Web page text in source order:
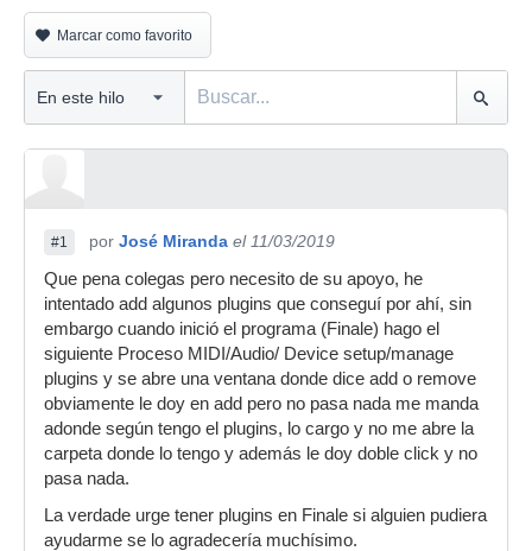
Marcar como favorito
#1 por José Miranda el 11/03/2019
Que pena colegas pero necesito de su apoyo, he
intentado add algunos plugins que conseguí por ahí, sin
embargo cuando inició el programa (Finale) hago el
siguiente Proceso MIDI/Audio/ Device setup/manage
plugins y se abre una ventana donde dice add o remove
obviamente le doy en add pero no pasa nada me manda
adonde según tengo el plugins, lo cargo y no me abre la
carpeta donde lo tengo y además le doy doble click y no
pasa nada.
La verdade urge tener plugins en Finale si alguien pudiera
ayudarme se lo agradecería muchísimo.